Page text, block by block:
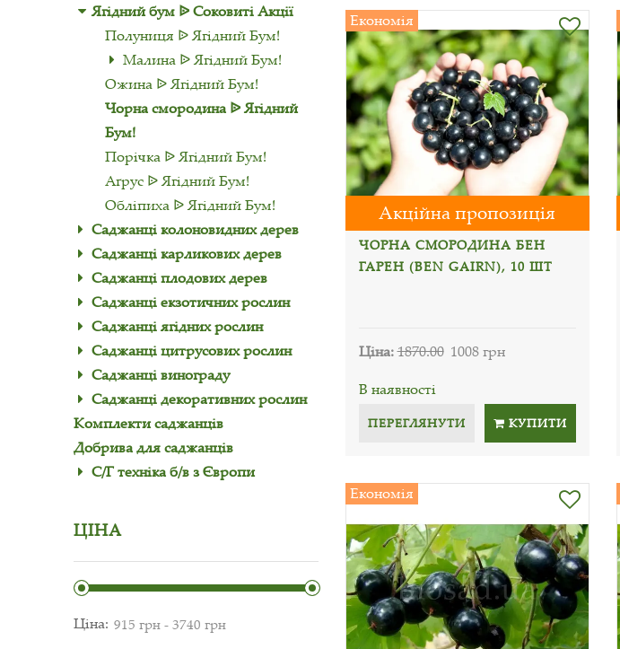
Ягідний бум ᐉ Соковиті Акції
Полуниця ᐉ Ягідний Бум!
Малина ᐉ Ягідний Бум!
Ожина ᐉ Ягідний Бум!
Чорна смородина ᐉ Ягідний
Бум!
Порічка ᐉ Ягідний Бум!
Аґрус ᐉ Ягідний Бум!
Обліпиха ᐉ Ягідний Бум!
Саджанці колоновидних дерев
Саджанці карликових дерев
Саджанці плодових дерев
Саджанці екзотичних рослин
Саджанці ягідних рослин
Саджанці цитрусових рослин
Саджанці винограду
Саджанці декоративних рослин
Комплекти саджанців
Добрива для саджанців
С/Г техніка б/в з Європи
ЦІНА
Ціна:
Економія
Акційна пропозиція
ЧОРНА СМОРОДИНА БЕН
ГАРЕН (BEN GAIRN), 10 ШТ
Ціна:1870.00 1008 грн
В наявності
ПЕРЕГЛЯНУТИ КУПИТИ
Економія